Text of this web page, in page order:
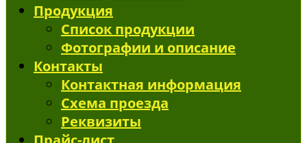
Продукция
Список продукции
Фотографии и описание
Контакты
Контактная информация
Схема проезда
Реквизиты